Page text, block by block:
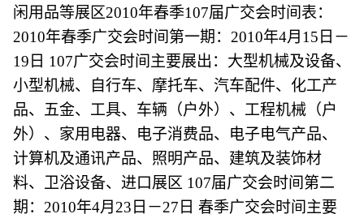
闲用品等展区2010年春季107届广交会时间表：
2010年春季广交会时间第一期：2010年4月15日－
19日 107广交会时间主要展出：大型机械及设备、
小型机械、自行车、摩托车、汽车配件、化工产
品、五金、工具、车辆（户外）、工程机械（户
外）、家用电器、电子消费品、电子电气产品、
计算机及通讯产品、照明产品、建筑及装饰材
料、卫浴设备、进口展区 107届广交会时间第二
期：2010年4月23日－27日 春季广交会时间主要